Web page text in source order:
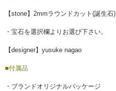
【stone】2mmラウンドカット(誕生石)
・宝石を選択欄よりお選び下さい。
【designer】yusuke nagao
■付属品
・ブランドオリジナルパッケージ